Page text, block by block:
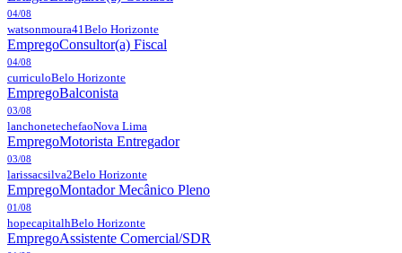
04/08
watsonmoura41 Belo Horizonte
EmpregoConsultor(a) Fiscal
04/08
curriculoBelo Horizonte
EmpregoBalconista
03/08
lanchonetechefaoNova Lima
EmpregoMotorista Entregador
03/08
larissacsilva2Belo Horizonte
EmpregoMontador Mecânico Pleno
01/08
hopecapitalhBelo Horizonte
EmpregoAssistente Comercial/SDR